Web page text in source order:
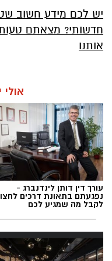
יש לכם מידע חשוב
חדשותי? מצאתם
אותנו
אולי
עורך דין דותן לינדנברג -
נפגעתם בתאונת דרכים לחצו
לקבל מה שמגיע לכם